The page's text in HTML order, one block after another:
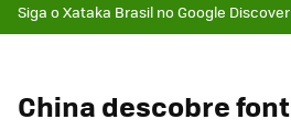
Siga o Xataka Brasil no Google
China descobre